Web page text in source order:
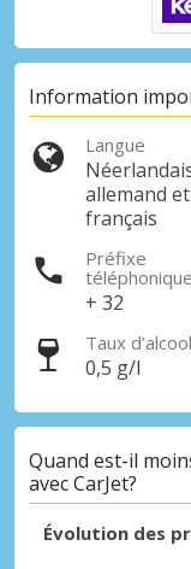
Accédez à
seul endroit
Information
Langue
allemand et
français
Préfixe
téléphonique
+ 32
Taux
0,5 g/l
Quand est-il
avec CarJet?
Évolution des